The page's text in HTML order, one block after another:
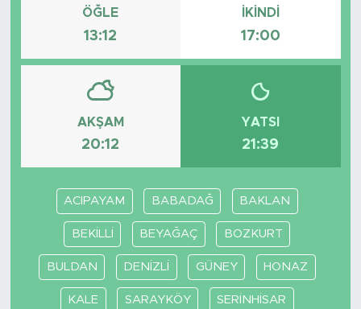
ÖĞLE
13:12
İKINDI
17:00
AKŞAM
20:12
YATSI
21:39
ACIPAYAM BABADAĞ BAKLAN
BEKİLLİ BEYAĞAÇ BOZKURT
BULDAN DENİZLİ GÜNEY HONAZ
KALE SARAYKÖY SERİNHİSAR
Tavz Der
Bingöl Kaza Haberleri